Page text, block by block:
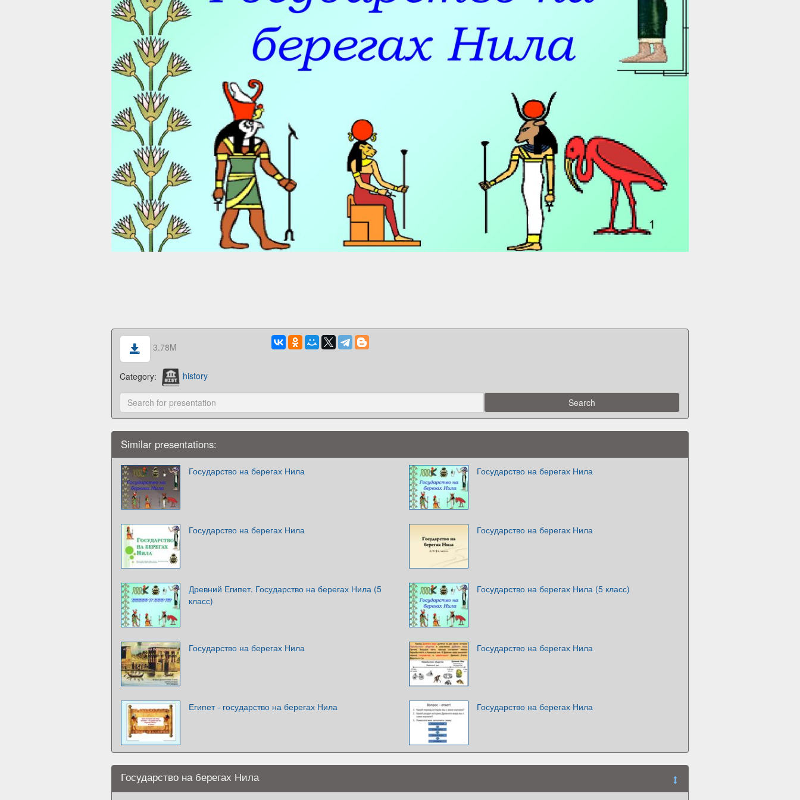
3.78M
Category: history
Similar presentations:
Государство на берегах Нила Государство на берегах Нила
Государство на берегах Нила Государство на берегах Нила
Древний Египет. Государство на берегах Нила (5
класс)
Государство на берегах Нила (5 класс)
Государство на берегах Нила Государство на берегах Нила
Египет - государство на берегах Нила Государство на берегах Нила
Государство на берегах Нила